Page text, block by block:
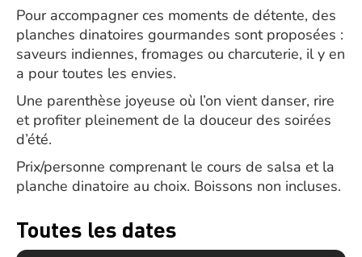
Pour accompagner ces moments de détente, des
planches dinatoires gourmandes sont proposées :
saveurs indiennes, fromages ou charcuterie, il y en
a pour toutes les envies.
Une parenthèse joyeuse où l’on vient danser, rire
et profiter pleinement de la douceur des soirées
d’été.
Prix/personne comprenant le cours de salsa et la
planche dinatoire au choix. Boissons non incluses.
Toutes les dates